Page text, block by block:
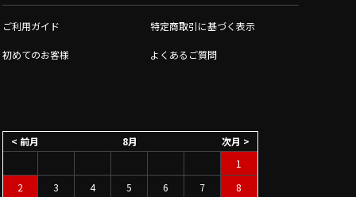
ご利用ガイド 特定商取引に基づく表示
初めてのお客様 よくあるご質問
8月
< 前月
次月 >
1
2
3 4 5 6 7 8